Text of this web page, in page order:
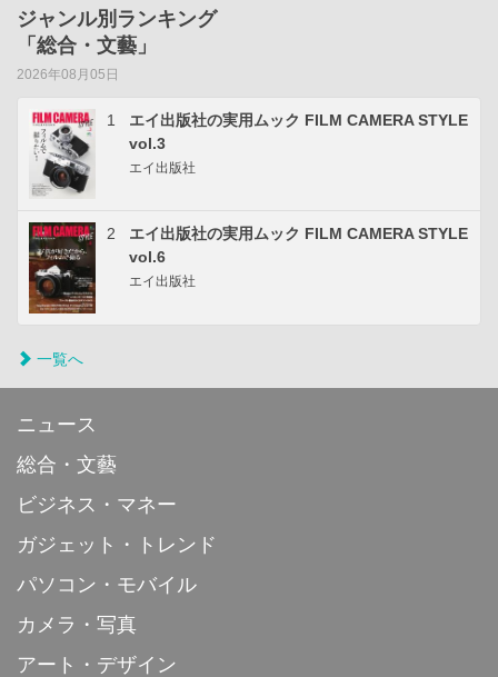
ジャンル別ランキング
「総合・文藝」
2026年08月05日
1
エイ出版社の実用ムック FILM CAMERA STYLE
vol.3
エイ出版社
2
エイ出版社の実用ムック FILM CAMERA STYLE
vol.6
エイ出版社
一覧へ
ニュース
総合・文藝
ビジネス・マネー
ガジェット・トレンド
パソコン・モバイル
カメラ・写真
アート・デザイン